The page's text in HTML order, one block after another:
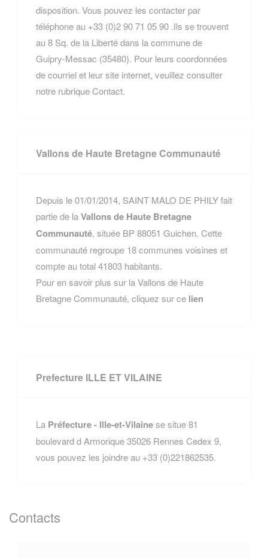
disposition. Vous pouvez les contacter par
téléphone au +33 (0)2 90 71 05 90 .Ils se trouvent
au 8 Sq. de la Liberté dans la commune de
Guipry-Messac (35480). Pour leurs coordonnées
de courriel et leur site internet, veuillez consulter
notre rubrique Contact.
Vallons de Haute Bretagne Communauté
Depuis le 01/01/2014, SAINT MALO DE PHILY fait
partie de laVallons de Haute Bretagne
Communauté, située BP 88051 Guichen. Cette
communauté regroupe 18 communes voisines et
compte au total 41803 habitants.
Pour en savoir plus sur la Vallons de Haute
Bretagne Communauté, cliquez sur ce lien
Prefecture ILLE ET VILAINE
La Préfecture - Ille-et-Vilainese situe 81
boulevard d Armorique 35026 Rennes Cedex 9,
vous pouvez les joindre au +33 (0)221862535.
Contacts